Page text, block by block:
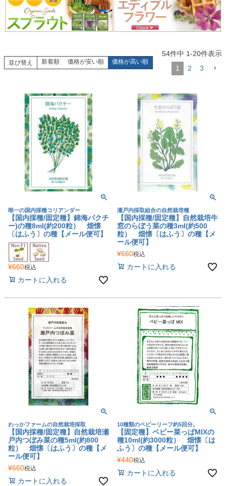
並び替え 新着順 価格が安い順 価格が高い順
54件中 1-20件表示
1
2 3
唯一の国内採種コリアンダー
【国内採種/固定種】錦海パクチ
ー)の種8ml(約200粒） 畑懐
〔はふう〕の種【メール便可】
¥660税込
カートに入れる
瀬戸内採取組合の自然栽培種
【国内採種/固定種】自然栽培牛
窓のらぼう菜の種3ml(約500
粒） 畑懐〔はふう〕の種【メ
ール便可】
¥660税込
カートに入れる
わっかファームの自然栽培採取
【国内採種/固定種】自然栽培瀬
戸内つぼみ菜の種5ml(約800
粒） 畑懐〔はふう〕の種【メ
ール便可】
¥660税込
カートに入れる
10種類のベビーリーフ約5回分。
【固定種】ベビー菜っぱMIXの
種10ml(約3000粒） 畑懐〔は
ふう〕の種【メール便可】
¥440税込
カートに入れる